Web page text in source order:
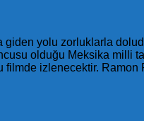
giden yolu zorluklarla
olduğu Meksika milli
filmde izlenecektir. Ramon